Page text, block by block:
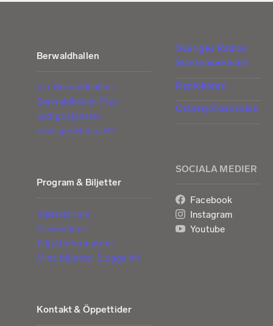
Berwaldhallen
Vi i Berwaldhallen
Berwaldhallen Play
Lediga tjänster
Sveriges Radio P2
Program & Biljetter
Kalendarium
Presentkort
Biljettinformation
Mina biljetter (Logga in)
Kontakt & Öppettider
Sveriges Radios
Symfoniorkester
Radiokören
Östersjöfestivalen
SOCIALA MEDIER
Facebook
Instagram
Youtube